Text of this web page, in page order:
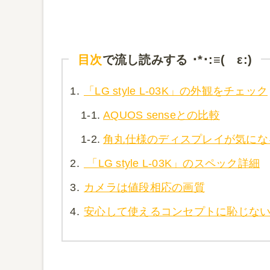
目次で流し読みする ･*･:≡( ε:)
1.
「LG style L-03K」の外観をチェック
1-1. AQUOS senseとの比較
1-2. 角丸仕様のディスプレイが気にな
2.
「LG style L-03K」のスペック詳細
3. カメラは値段相応の画質
4. 安心して使えるコンセプトに恥じな